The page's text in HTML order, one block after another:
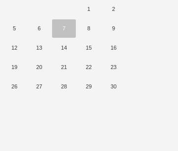
1 2
5 6 7 8 9
12 13 14 15 16
19 20 21 22 23
26 27 28 29 30